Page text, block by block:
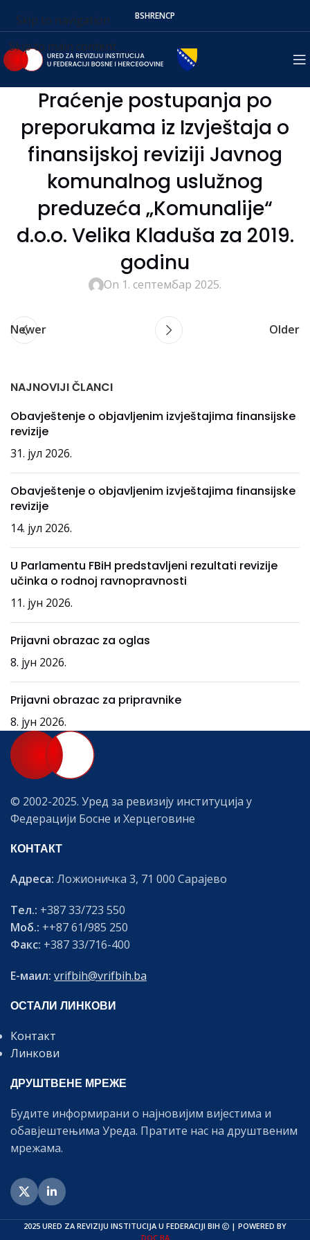
Skip to navigation
Skip to main content
BSHRENСР
Praćenje postupanja po
preporukama iz Izvještaja o
finansijskoj reviziji Javnog
komunalnog uslužnog
preduzeća „Komunalije“
d.o.o. Velika Kladuša za 2019.
godinu
On 1. септембар 2025.
Newer Older
NAJNOVIJI ČLANCI
Obavještenje o objavljenim izvještajima finansijske
revizije
31. јул 2026.
Obavještenje o objavljenim izvještajima finansijske
revizije
14. јул 2026.
U Parlamentu FBiH predstavljeni rezultati revizije
učinka o rodnoj ravnopravnosti
11. јун 2026.
Prijavni obrazac za oglas
8. јун 2026.
Prijavni obrazac za pripravnike
8. јун 2026.
© 2002-2025. Уред за ревизију институција у
Федерацији Босне и Херцеговине
КОНТАКТ
Адреса: Ложионичка 3, 71 000 Сарајево
Тел.: +387 33/723 550
Моб.: ++87 61/985 250
Факс: +387 33/716-400
Е-маил: vrifbih@vrifbih.ba
ОСТАЛИ ЛИНКОВИ
Контакт
Линкови
ДРУШТВЕНЕ МРЕЖЕ
Будите информирани о најновијим вијестима и
обавјештењима Уреда. Пратите нас на друштвеним
мрежама.
2025 URED ZA REVIZIJU INSTITUCIJA U FEDERACIJI BIH
| POWERED BY
DOC.BA